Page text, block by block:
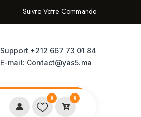
Suivre Votre Commande
Support +212 667 73 01 84
E-mail: Contact@yas5.ma
0 0